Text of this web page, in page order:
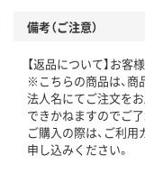
備考（ご注意）
【返品について】お客
※こちらの商品は、商
法人名にてご注文を
できかねますのでご了
ご購入の際は、ご利用
申し込みください。